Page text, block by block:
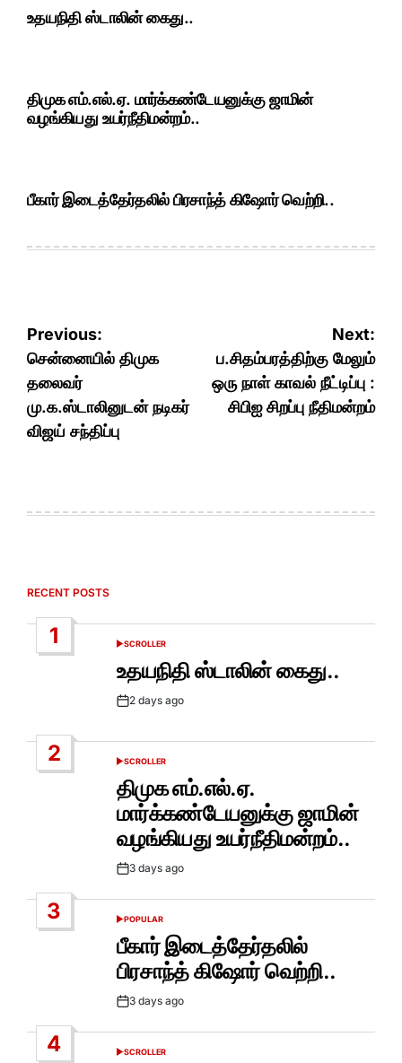
உதயநிதி ஸ்டாலின் கைது..
திமுக எம்.எல்.ஏ. மார்க்கண்டேயனுக்கு ஜாமின்
வழங்கியது உயர்நீதிமன்றம்..
பீகார் இடைத்தேர்தலில் பிரசாந்த் கிஷோர் வெற்றி..
Post
navigation
Previous:
சென்னையில் திமுக
தலைவர்
மு.க.ஸ்டாலினுடன் நடிகர்
விஜய் சந்திப்பு
Next:
ப.சிதம்பரத்திற்கு மேலும்
ஒரு நாள் காவல் நீட்டிப்பு :
சிபிஐ சிறப்பு நீதிமன்றம்
RECENT POSTS
1
POSTED
SCROLLER
உதயநிதி ஸ்டாலின் கைது..
Post2 days ago
2
POSTED
SCROLLER
திமுக எம்.எல்.ஏ.
மார்க்கண்டேயனுக்கு ஜாமின்
வழங்கியது உயர்நீதிமன்றம்..
Post3 days ago
3
POSTED
IN
POPULAR
பீகார் இடைத்தேர்தலில்
பிரசாந்த் கிஷோர் வெற்றி..
Post3 days ago
4
POSTED
SCROLLER